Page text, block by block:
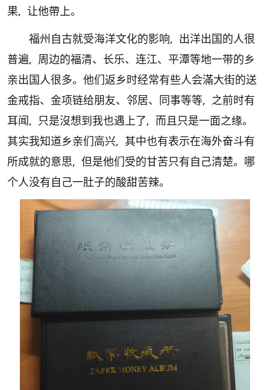
果, 让他帶上。
福州自古就受海洋文化的影响, 出洋出国的人很
普遍, 周边的福清、长乐、连江、平潭等地一带的乡
亲出国人很多。他们返乡时经常有些人会滿大街的送
金戒指、金项链给朋友、邻居、同事等等, 之前时有
耳闻, 只是沒想到我也遇上了, 而且只是一面之缘。
其实我知道乡亲们高兴, 其中也有表示在海外奋斗有
所成就的意思, 但是他们受的甘苦只有自己清楚。哪
个人没有自己一肚子的酸甜苦辣。